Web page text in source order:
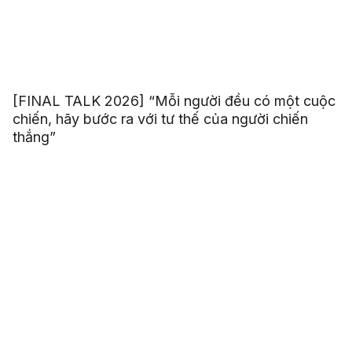
[FINAL TALK 2026] “Mỗi người đều có một cuộc
chiến, hãy bước ra với tư thế của người chiến
thắng”